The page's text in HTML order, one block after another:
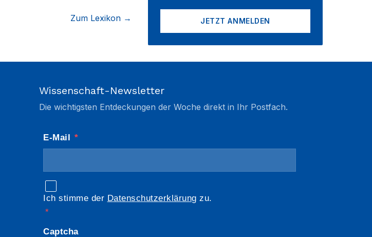
Zum Lexikon → JETZT ANMELDEN
Wissenschaft-Newsletter
Die wichtigsten Entdeckungen der Woche direkt in Ihr Postfach.